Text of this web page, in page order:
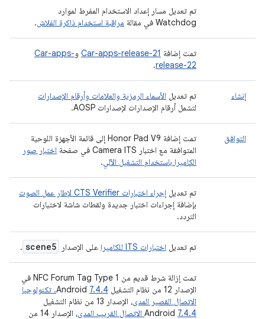
تم تعديل مسار إعداد الاستخدام المفرط لموارد
Watchdog في مقالة
مراقبة استخدام ذاكرة الفلاش.
تمت إضافة Car-apps-release-21 وCar-apps-
release-22
.
إنشاء تم تعديل الأسماء الرمزية والعلامات وأرقام الإصدارات
لتشمل أرقام الإصدارات لإصدارات AOSP.
التوافق
تمت إضافة Honor Pad V9 إلى قائمة الأجهزة اللوحية
المتوافقة مع اختبار Camera ITS في صفحة
اختبار صور
الكاميرا باستخدام التشغيل الآلي.
تم تعديل إجراء اختبارات CTS Verifier لإطار عمل الصوت
بإضافة إجراءات اختبار جديدة ولقطات شاشة لاختبارات
التردد.
تم تعديل اختبارات ITS للكاميرا على الإصدار scene5
.
تمت إزالة شرط قديم من NFC Forum Tag Type 1 في
الإصدار 12 من نظام التشغيل Android
7.4.4. تكنولوجيا
الاتصال القصير المدى
، الإصدار 13 من نظام التشغيل
Android 7.4.4 الاتصال القريب المدى
، الإصدار 14 من